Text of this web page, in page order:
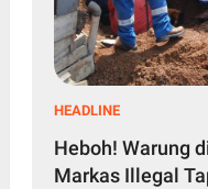
HEADLINE
Heboh! Warung
Markas Illegal